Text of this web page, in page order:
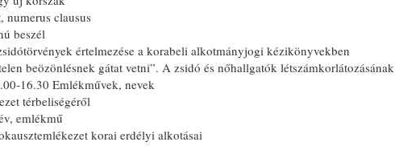
numerus clausus
beszél
értelmezése a korabeli alkotmányjogi kézikönyvekben
beözönlésnek gátat vetni”. A zsidó és nőhallgatók létszámkorlátozásának
16.30 Emlékművek, nevek
térbeliségéről
emlékmű
korai erdélyi alkotásai